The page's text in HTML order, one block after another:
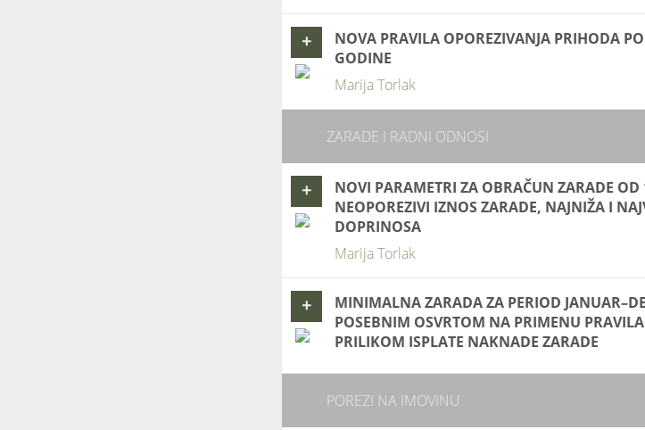
+
NOVA PRAVILA OPOREZIVANJA PRIHODA
GODINE
Marija Torlak
ZARADE I RADNI ODNOSI
+
NOVI PARAMETRI ZA OBRAČUN ZARADE
NEOPOREZIVI IZNOS ZARADE, NAJNIŽA I
DOPRINOSA
Marija Torlak
+
MINIMALNA ZARADA ZA PERIOD
POSEBNIM OSVRTOM NA PRIMENU
PRILIKOM ISPLATE NAKNADE ZARADE
POREZI NA IMOVINU